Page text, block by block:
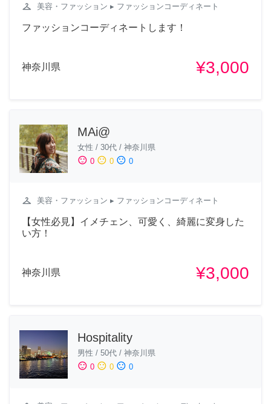
checkroom 美容・ファッション ▸ ファッションコーディネート
ファッションコーディネートします！
神奈川県 ¥3,000
MAi@
女性 / 30代 / 神奈川県
sentiment_satisfied 0 sentiment_neutral 0 sentiment_dissatisfied 0
checkroom 美容・ファッション ▸ ファッションコーディネート
【女性必見】イメチェン、可愛く、綺麗に変身した
い方！
神奈川県 ¥3,000
Hospitality
男性 / 50代 / 神奈川県
sentiment_satisfied 0 sentiment_neutral 0 sentiment_dissatisfied 0